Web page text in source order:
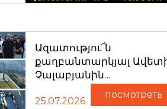
Ազատությու՜ն
քաղբանտարկյալ
Չալաբյանին…
25.07.2026
посмотреть